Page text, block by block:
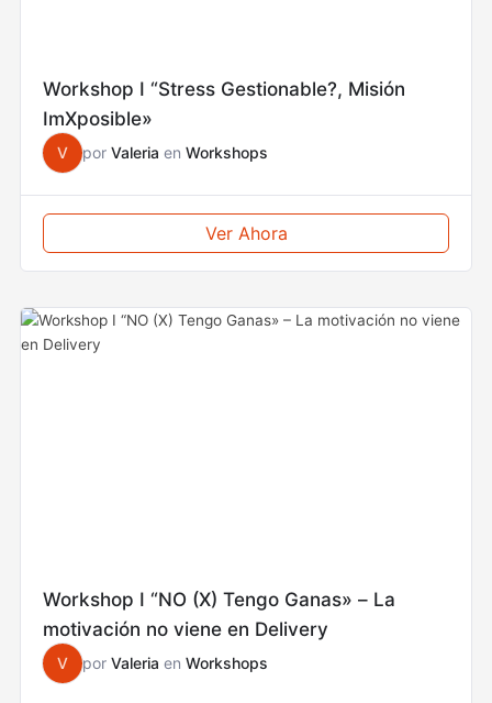
Workshop I “Stress Gestionable?, Misión
ImXposible»
V por Valeria en Workshops
Ver Ahora
Workshop I “NO (X) Tengo Ganas» – La
motivación no viene en Delivery
V por Valeria en Workshops